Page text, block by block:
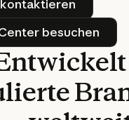
besuchen
Trust Center